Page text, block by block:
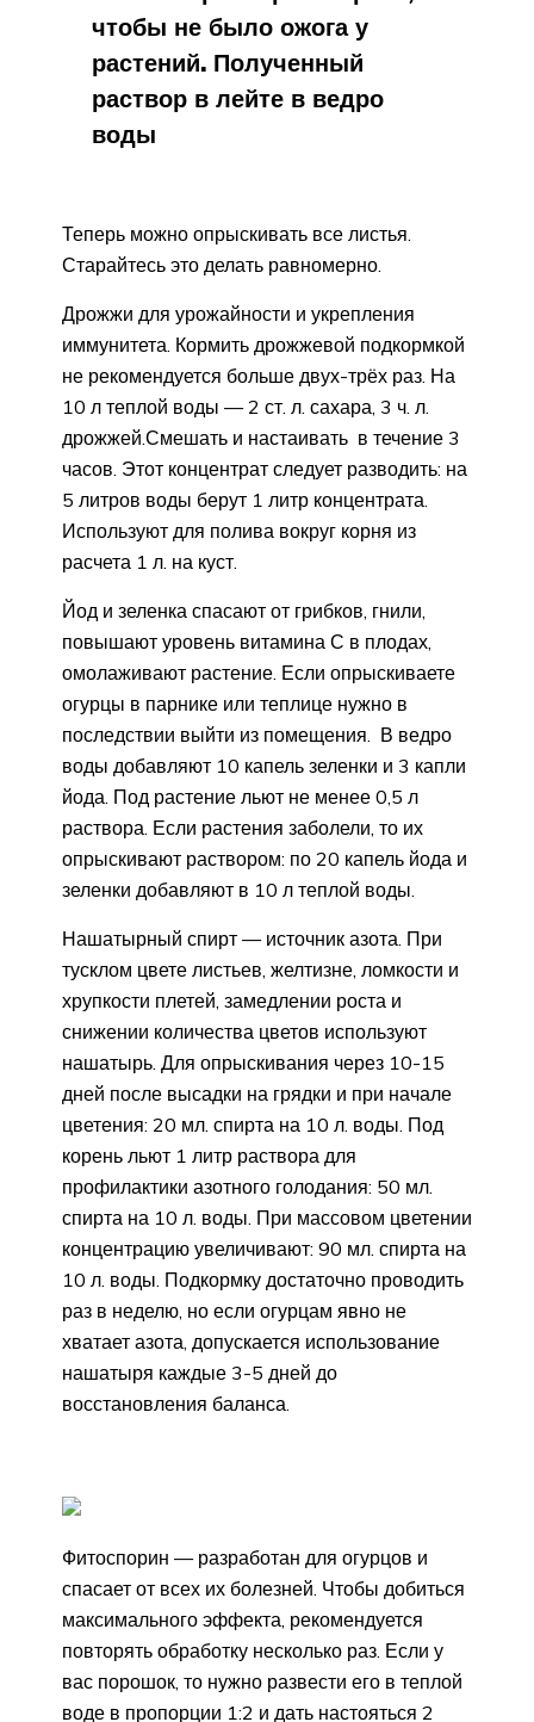
чтобы не было ожога у
растений. Полученный
раствор в лейте в ведро
воды
Теперь можно опрыскивать все листья.
Старайтесь это делать равномерно.
Дрожжи для урожайности и укрепления
иммунитета. Кормить дрожжевой подкормкой
не рекомендуется больше двух-трёх раз. На
10 л теплой воды — 2 ст. л. сахара, 3 ч. л.
дрожжей.Смешать и настаивать в течение 3
часов. Этот концентрат следует разводить: на
5 литров воды берут 1 литр концентрата.
Используют для полива вокруг корня из
расчета 1 л. на куст.
Йод и зеленка спасают от грибков, гнили,
повышают уровень витамина С в плодах,
омолаживают растение. Если опрыскиваете
огурцы в парнике или теплице нужно в
последствии выйти из помещения. В ведро
воды добавляют 10 капель зеленки и 3 капли
йода. Под растение льют не менее 0,5 л
раствора. Если растения заболели, то их
опрыскивают раствором: по 20 капель йода и
зеленки добавляют в 10 л теплой воды.
Нашатырный спирт — источник азота. При
тусклом цвете листьев, желтизне, ломкости и
хрупкости плетей, замедлении роста и
снижении количества цветов используют
нашатырь. Для опрыскивания через 10-15
дней после высадки на грядки и при начале
цветения: 20 мл. спирта на 10 л. воды. Под
корень льют 1 литр раствора для
профилактики азотного голодания: 50 мл.
спирта на 10 л. воды. При массовом цветении
концентрацию увеличивают: 90 мл. спирта на
10 л. воды. Подкормку достаточно проводить
раз в неделю, но если огурцам явно не
хватает азота, допускается использование
нашатыря каждые 3-5 дней до
восстановления баланса.
Фитоспорин — разработан для огурцов и
спасает от всех их болезней. Чтобы добиться
максимального эффекта, рекомендуется
повторять обработку несколько раз. Если у
вас порошок, то нужно развести его в теплой
воде в пропорции 1:2 и дать настояться 2